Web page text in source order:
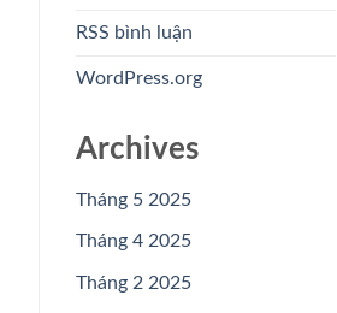
RSS bình luận
WordPress.org
Archives
Tháng 5 2025
Tháng 4 2025
Tháng 2 2025